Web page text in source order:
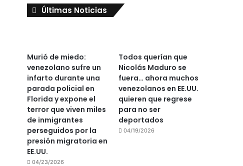
Últimas Noticias
Murió de miedo:
venezolano sufre un
infarto durante una
parada policial en
Florida y expone el
terror que viven miles
de inmigrantes
perseguidos por la
presión migratoria en
EE.UU.
04/23/2026
Todos querían que
Nicolás Maduro se
fuera… ahora muchos
venezolanos en EE.UU.
quieren que regrese
para no ser
deportados
04/19/2026